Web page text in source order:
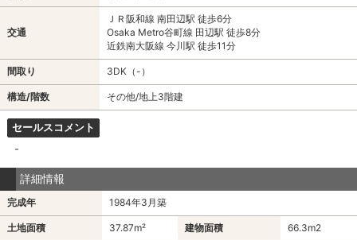
交通
ＪＲ阪和線 南田辺駅 徒歩6分
Osaka Metro谷町線 田辺駅 徒歩8分
近鉄南大阪線 今川駅 徒歩11分
間取り 3DK（-）
構造/階数 その他/地上3階建
セールスコメント
-
詳細情報
完成年 1984年3月築
土地面積 37.87m² 建物面積 66.3m2